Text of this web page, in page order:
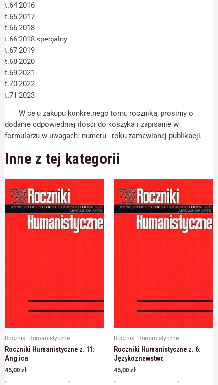
t.64 2016
t.65 2017
t.66 2018
t.66 2018 specjalny
t.67 2019
t.68 2020
t.69 2021
t.70 2022
t.71 2023
W celu zakupu konkretnego tomu rocznika, prosimy o
dodanie odpowiedniej ilości do koszyka i zapisanie w
formularzu w uwagach: numeru i roku zamawianej publikacji.
Inne z tej kategorii
Roczniki Humanistyczne
Roczniki Humanistyczne z. 11:
Anglica
45,00 zł
Roczniki Humanistyczne
Roczniki Humanistyczne z. 6:
Językoznawstwo
45,00 zł